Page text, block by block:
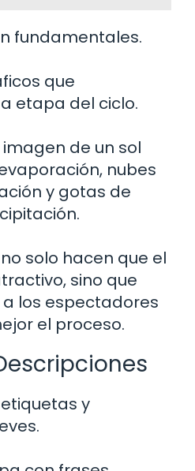
fundamentales.
que
etapa del ciclo.
de un sol
nubes
y gotas de
solo hacen que el
sino que
los espectadores
el proceso.
y